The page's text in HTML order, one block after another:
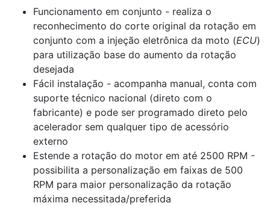
Funcionamento em conjunto - realiza o
reconhecimento do corte original da rotação em
conjunto com a injeção eletrônica da moto (ECU)
para utilização base do aumento da rotação
desejada
Fácil instalação - acompanha manual, conta com
suporte técnico nacional (direto com o
fabricante) e pode ser programado direto pelo
acelerador sem qualquer tipo de acessório
externo
Estende a rotação do motor em até 2500 RPM -
possibilita a personalização em faixas de 500
RPM para maior personalização da rotação
máxima necessitada/preferida